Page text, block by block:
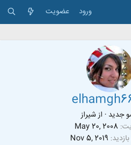
ورود عضویت
جدید · ازشیراز
May 20, 2008
Nov 5, 2019